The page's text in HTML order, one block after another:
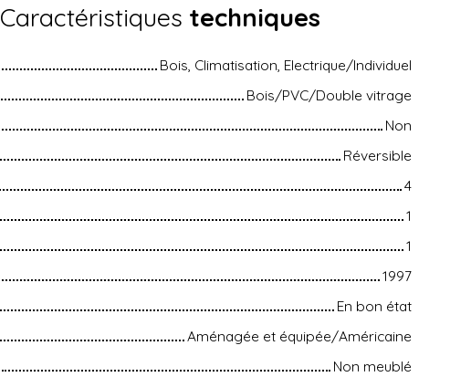
Caractéristiques techniques
Bois, Climatisation, Electrique/Individuel
Bois/PVC/Double vitrage
Non
Réversible
4
1
1
1997
En bon état
Aménagée et équipée/Américaine
Non meublé